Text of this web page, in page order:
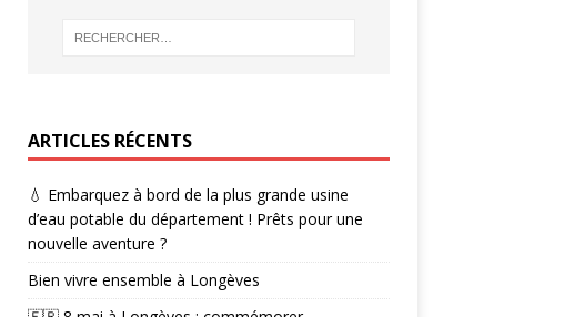
ARTICLES RÉCENTS
💧 Embarquez à bord de la plus grande usine
d’eau potable du département ! Prêts pour une
nouvelle aventure ?
Bien vivre ensemble à Longèves